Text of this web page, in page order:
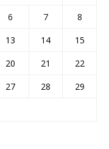
6 7
8
13 14
15
20 21
22
27 28
29